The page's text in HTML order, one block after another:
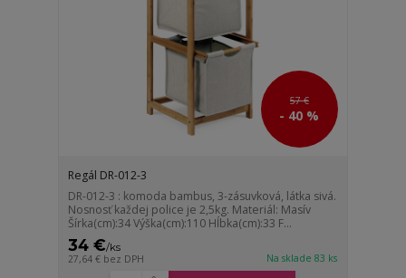
57 €
- 40 %
Regál DR-012-3
DR-012-3 : komoda bambus, 3-zásuvková, látka sivá.
Nosnosť každej police je 2,5kg. Materiál: Masív
Šírka(cm):34 Výška(cm):110 Hĺbka(cm):33 F...
34 €/ks
27,64 € bez DPH Na sklade 83 ks